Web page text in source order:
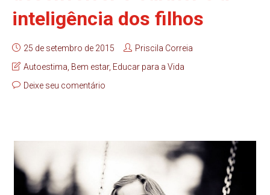
inteligência dos filhos
25 de setembro de 2015
Priscila Correia
Autoestima Bem estar, Educar para a Vida
Deixe seu comentário